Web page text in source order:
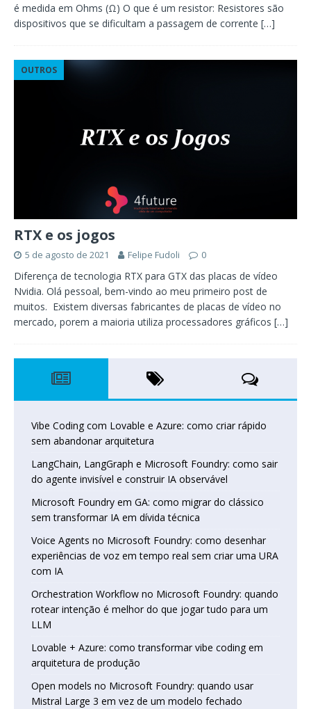
é medida em Ohms (Ω) O que é um resistor: Resistores são
dispositivos que se dificultam a passagem de corrente […]
OUTROS
RTX e os jogos
5 de agosto de 2021 Felipe Fudoli 0
Diferença de tecnologia RTX para GTX das placas de vídeo
Nvidia. Olá pessoal, bem-vindo ao meu primeiro post de
muitos. Existem diversas fabricantes de placas de vídeo no
mercado, porem a maioria utiliza processadores gráficos […]
Vibe Coding com Lovable e Azure: como criar rápido
sem abandonar arquitetura
LangChain, LangGraph e Microsoft Foundry: como sair
do agente invisível e construir IA observável
Microsoft Foundry em GA: como migrar do clássico
sem transformar IA em dívida técnica
Voice Agents no Microsoft Foundry: como desenhar
experiências de voz em tempo real sem criar uma URA
com IA
Orchestration Workflow no Microsoft Foundry: quando
rotear intenção é melhor do que jogar tudo para um
LLM
Lovable + Azure: como transformar vibe coding em
arquitetura de produção
Open models no Microsoft Foundry: quando usar
Mistral Large 3 em vez de um modelo fechado